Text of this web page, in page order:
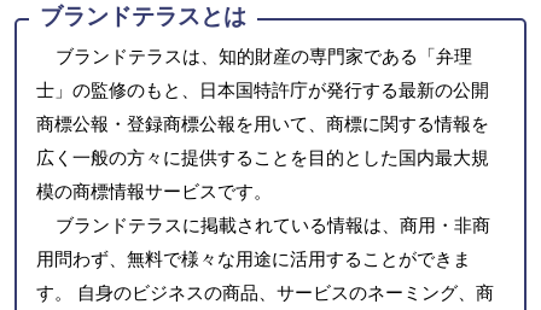
ブランドテラスとは
ブランドテラスは、知的財産の専門家である「弁理
士」の監修のもと、日本国特許庁が発行する最新の公開
商標公報・登録商標公報を用いて、商標に関する情報を
広く一般の方々に提供することを目的とした国内最大規
模の商標情報サービスです。
ブランドテラスに掲載されている情報は、商用・非商
用問わず、無料で様々な用途に活用することができま
す。 自身のビジネスの商品、サービスのネーミング、商